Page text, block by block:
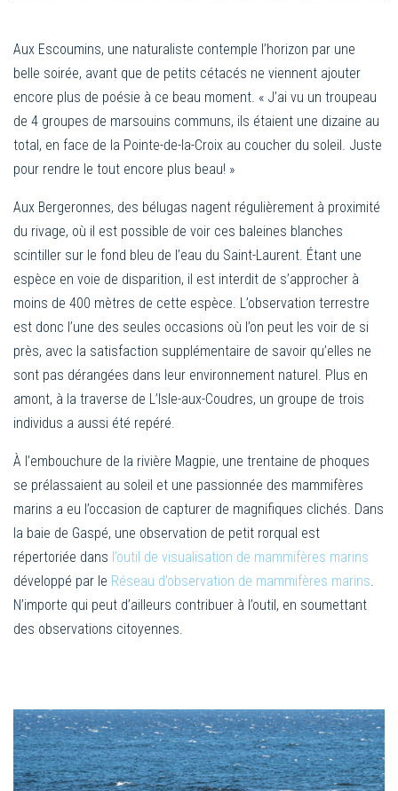
Aux Escoumins, une naturaliste contemple l’horizon par une
belle soirée, avant que de petits cétacés ne viennent ajouter
encore plus de poésie à ce beau moment. « J’ai vu un troupeau
de 4 groupes de marsouins communs, ils étaient une dizaine au
total, en face de la Pointe-de-la-Croix au coucher du soleil. Juste
pour rendre le tout encore plus beau! »
Aux Bergeronnes, des bélugas nagent régulièrement à proximité
du rivage, où il est possible de voir ces baleines blanches
scintiller sur le fond bleu de l’eau du Saint-Laurent. Étant une
espèce en voie de disparition, il est interdit de s’approcher à
moins de 400 mètres de cette espèce. L’observation terrestre
est donc l’une des seules occasions où l’on peut les voir de si
près, avec la satisfaction supplémentaire de savoir qu’elles ne
sont pas dérangées dans leur environnement naturel. Plus en
amont, à la traverse de L’Isle-aux-Coudres, un groupe de trois
individus a aussi été repéré.
À l’embouchure de la rivière Magpie, une trentaine de phoques
se prélassaient au soleil et une passionnée des mammifères
marins a eu l’occasion de capturer de magnifiques clichés. Dans
la baie de Gaspé, une observation de petit rorqual est
répertoriée dans l’outil de visualisation de mammifères marins
développé par le Réseau d’observation de mammifères marins.
N’importe qui peut d’ailleurs contribuer à l’outil, en soumettant
des observations citoyennes.